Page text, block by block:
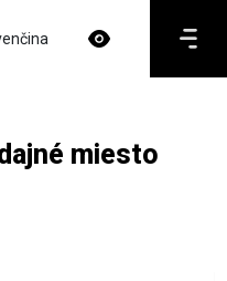
miesto